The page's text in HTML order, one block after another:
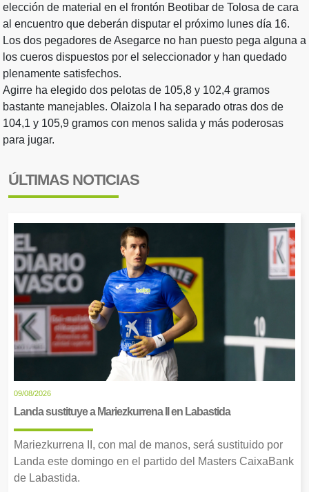
elección de material en el frontón Beotibar de Tolosa de cara
al encuentro que deberán disputar el próximo lunes día 16.
Los dos pegadores de Asegarce no han puesto pega alguna a
los cueros dispuestos por el seleccionador y han quedado
plenamente satisfechos.
Agirre ha elegido dos pelotas de 105,8 y 102,4 gramos
bastante manejables. Olaizola I ha separado otras dos de
104,1 y 105,9 gramos con menos salida y más poderosas
para jugar.
ÚLTIMAS NOTICIAS
09/08/2026
Landa sustituye a Mariezkurrena II en Labastida
Mariezkurrena II, con mal de manos, será sustituido por
Landa este domingo en el partido del Masters CaixaBank
de Labastida.